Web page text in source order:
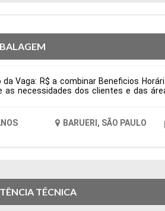
Vaga: R$ a combinar Beneficios
as necessidades dos clientes e das
de reserva de verniz e locais para
produtivos. Tipo de contratação: CLT
BARUERI, SÃO PAULO
TÉCNICA